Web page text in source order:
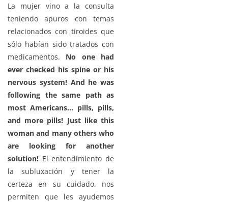
La mujer vino a la consulta
teniendo apuros con temas
relacionados con tiroides que
sólo habían sido tratados con
medicamentos. No one had
ever checked his spine or his
nervous system! And he was
following the same path as
most Americans… pills, pills,
and more pills! Just like this
woman and many others who
are looking for another
solution! El entendimiento de
la subluxación y tener la
certeza en su cuidado, nos
permiten que les ayudemos